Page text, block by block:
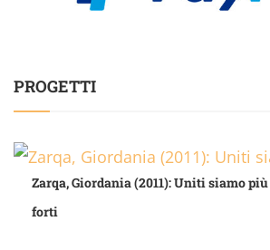
PROGETTI
Zarqa, Giordania (2011): Uniti siamo più
forti